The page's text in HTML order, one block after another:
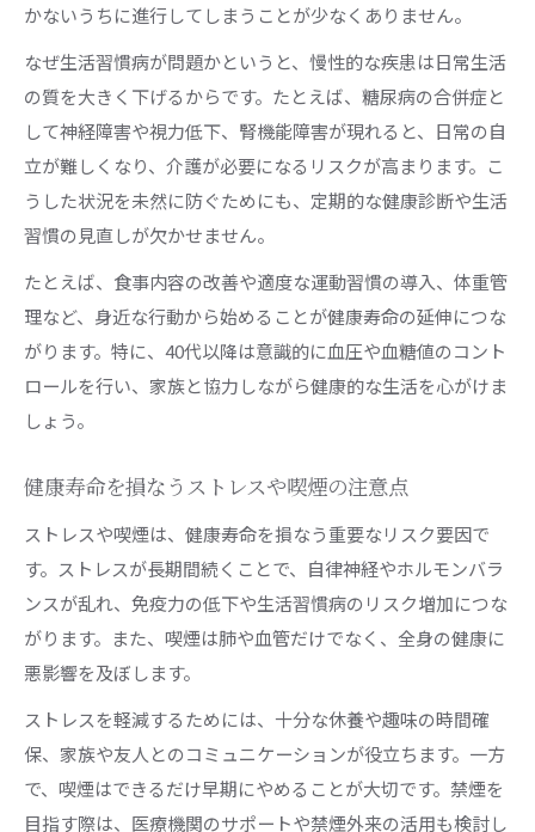
かないうちに進行してしまうことが少なくありません。
なぜ生活習慣病が問題かというと、慢性的な疾患は日常生活
の質を大きく下げるからです。たとえば、糖尿病の合併症と
して神経障害や視力低下、腎機能障害が現れると、日常の自
立が難しくなり、介護が必要になるリスクが高まります。こ
うした状況を未然に防ぐためにも、定期的な健康診断や生活
習慣の見直しが欠かせません。
たとえば、食事内容の改善や適度な運動習慣の導入、体重管
理など、身近な行動から始めることが健康寿命の延伸につな
がります。特に、40代以降は意識的に血圧や血糖値のコント
ロールを行い、家族と協力しながら健康的な生活を心がけま
しょう。
健康寿命を損なうストレスや喫煙の注意点
ストレスや喫煙は、健康寿命を損なう重要なリスク要因で
す。ストレスが長期間続くことで、自律神経やホルモンバラ
ンスが乱れ、免疫力の低下や生活習慣病のリスク増加につな
がります。また、喫煙は肺や血管だけでなく、全身の健康に
悪影響を及ぼします。
ストレスを軽減するためには、十分な休養や趣味の時間確
保、家族や友人とのコミュニケーションが役立ちます。一方
で、喫煙はできるだけ早期にやめることが大切です。禁煙を
目指す際は、医療機関のサポートや禁煙外来の活用も検討し